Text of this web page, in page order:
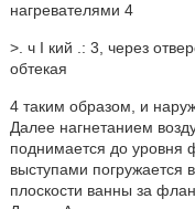
нагревателями 4
>. ч I кий .: 3, через
обтекая
4 таким образом, и
Далее нагнетанием
поднимается до уровня
выступами погружается
плоскости ванны за